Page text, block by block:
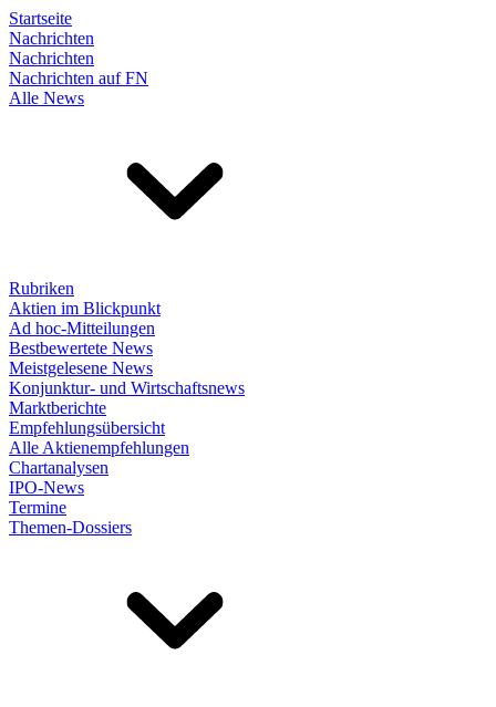
Startseite
Nachrichten
Nachrichten
Nachrichten auf FN
Alle News
Rubriken
Aktien im Blickpunkt
Ad hoc-Mitteilungen
Bestbewertete News
Meistgelesene News
Konjunktur- und Wirtschaftsnews
Marktberichte
Empfehlungsübersicht
Alle Aktienempfehlungen
Chartanalysen
IPO-News
Termine
Themen-Dossiers